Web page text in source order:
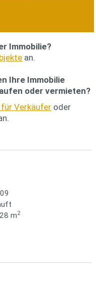
Immobilie?
an.
Ihre Immobilie
oder vermieten?
Verkäufer oder
m2